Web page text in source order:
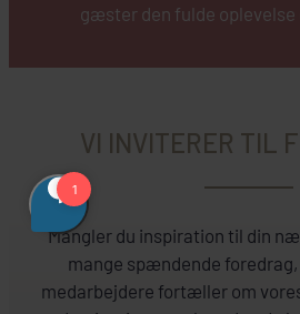
gæster den fulde oplevelse
VI INVITERER TIL
Mangler du inspiration til din
mange spændende
medarbejdere fortæller om